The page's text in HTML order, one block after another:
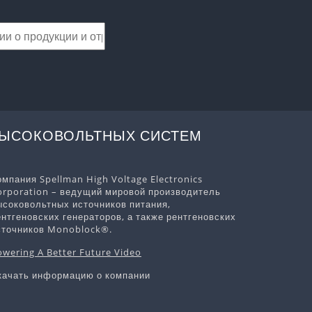
СИСТЕМ
Spellman High Voltage Electronics
– ведущий мировой производитель
источников питания,
генераторов, а также рентгеновских
Monoblock®.
A Better Future Video
информацию о компании